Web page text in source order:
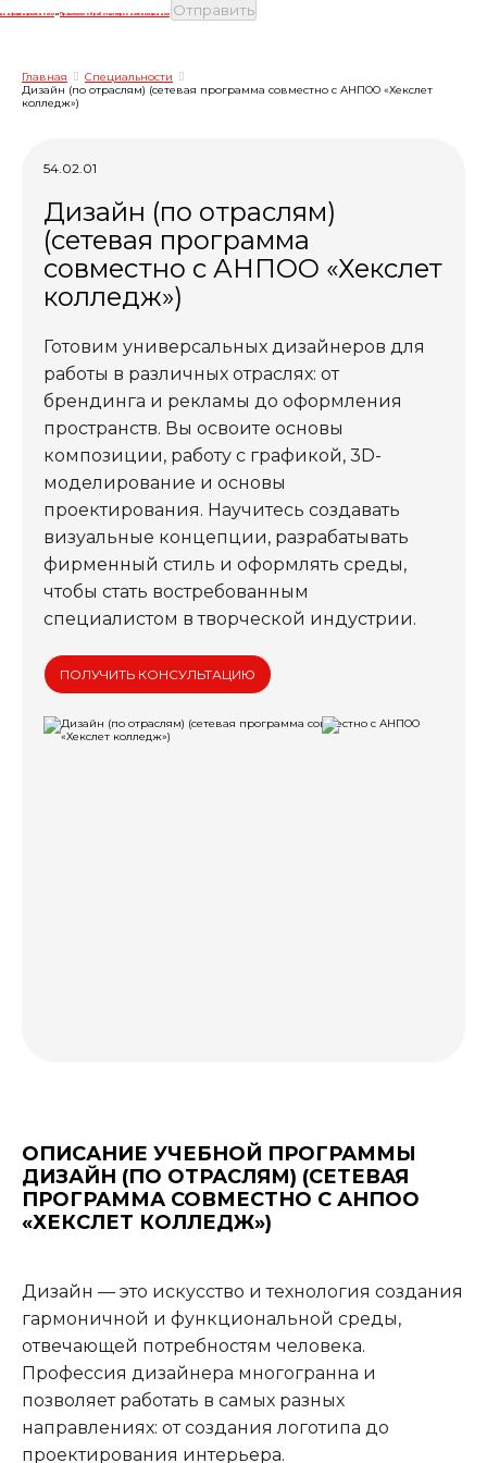
конфиденциальности и Правилами обработки персональных данных
Главная
Специальности
Дизайн (по отраслям) (сетевая программа совместно с АНПОО «Хекслет
колледж»)
54.02.01
Дизайн (по отраслям)
(сетевая программа
совместно с АНПОО «Хекслет
колледж»)
Готовим универсальных дизайнеров для
работы в различных отраслях: от
брендинга и рекламы до оформления
пространств. Вы освоите основы
композиции, работу с графикой, 3D-
моделирование и основы
проектирования. Научитесь создавать
визуальные концепции, разрабатывать
фирменный стиль и оформлять среды,
чтобы стать востребованным
специалистом в творческой индустрии.
ПОЛУЧИТЬ КОНСУЛЬТАЦИЮ
ОПИСАНИЕ УЧЕБНОЙ ПРОГРАММЫ
ДИЗАЙН (ПО ОТРАСЛЯМ) (СЕТЕВАЯ
ПРОГРАММА СОВМЕСТНО С АНПОО
«ХЕКСЛЕТ КОЛЛЕДЖ»)
Дизайн — это искусство и технология создания
гармоничной и функциональной среды,
отвечающей потребностям человека.
Профессия дизайнера многогранна и
позволяет работать в самых разных
направлениях: от создания логотипа до
проектирования интерьера.